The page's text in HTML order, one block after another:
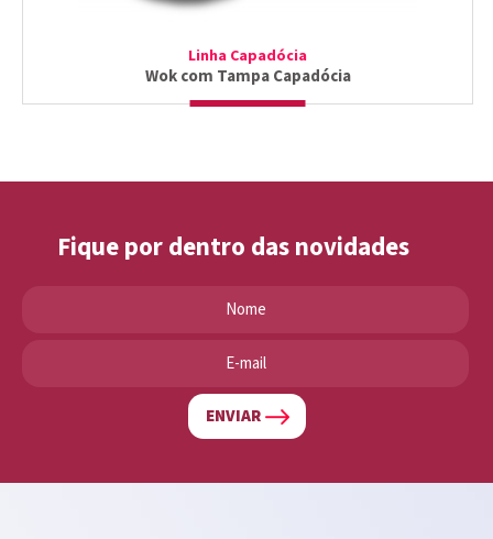
Linha Capadócia
Wok com Tampa Capadócia
Fique por dentro das novidades
ENVIAR